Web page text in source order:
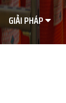
GIẢI PHÁP